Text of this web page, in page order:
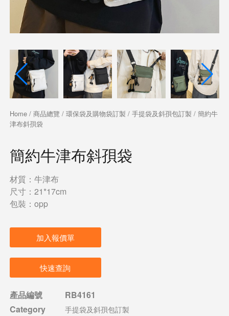
Home/ 商品總覽 / 環保袋及購物袋訂製 / 手提袋及斜孭包訂製 / 簡約牛
津布斜孭袋
簡約牛津布斜孭袋
材質：牛津布
尺寸：21*17cm
包裝：opp
加入報價單
快速查詢
產品編號
RB4161
Category
手提袋及斜孭包訂製